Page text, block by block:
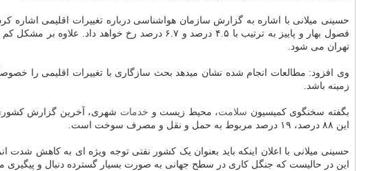
فصول بهار و پاییز به ترتیب با ۴.۵ درصد و ۶.۷
تهران می شود.
وی افزود: مطالعات انجام شده نشان میدهد بحث سازگاری با تغییرات اقلیمی را
زمینه باشد.
بگفته سخنگوی کمیسیون سلامت، محیط زیست و خدمات
این ۸۸ درصد، ۱۹ درصد مربوط به حمل و نقل و مصرف سوخت است.
این در حالیست که جنگل کاری در سطح جهانی به صورت بسیار گسترده دنبال و پیگیری